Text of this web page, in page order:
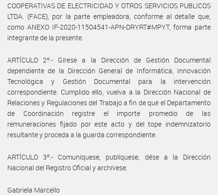
COOPERATIVAS DE ELECTRICIDAD Y OTROS SERVICIOS PUBLICOS
LTDA. (FACE), por la parte empleadora, conforme al detalle que,
como ANEXO IF-2020-11504541-APN-DRYRT#MPYT, forma parte
integrante de la presente.
ARTÍCULO 2º.- Gírese a la Dirección de Gestión Documental
dependiente de la Dirección General de Informática, Innovación
Tecnológica y Gestión Documental para la intervención
correspondiente. Cumplido ello, vuelva a la Dirección Nacional de
Relaciones y Regulaciones del Trabajo a fin de que el Departamento
de Coordinación registre el importe promedio de las
remuneraciones fijado por este acto y del tope indemnizatorio
resultante y proceda a la guarda correspondiente.
ARTÍCULO 3º.- Comuníquese, publíquese, dése a la Dirección
Nacional del Registro Oficial y archívese.
Gabriela Marcello